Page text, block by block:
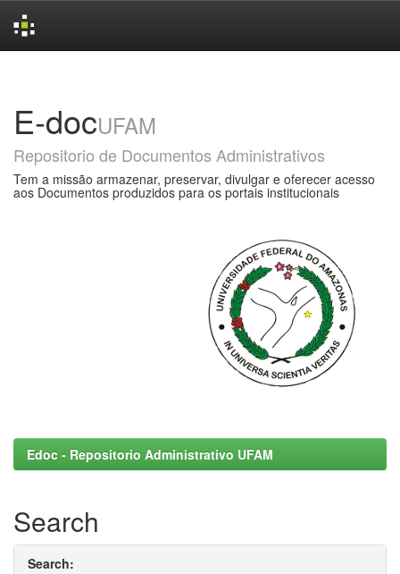
E-docUFAM
Repositorio de Documentos Administrativos
Tem a missão armazenar, preservar, divulgar e oferecer acesso
aos Documentos produzidos para os portais institucionais
Edoc - Repositorio Administrativo UFAM
Search
Search: